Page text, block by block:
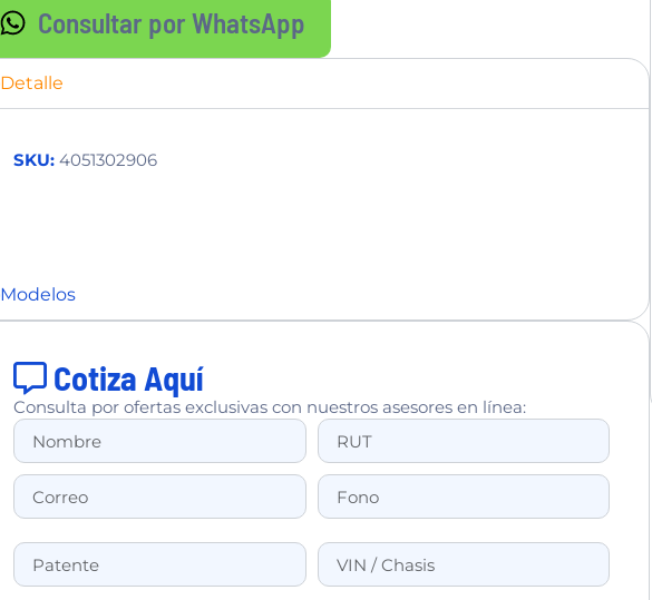
Consultar por WhatsApp
Detalle
SKU: 4051302906
Modelos
Cotiza Aquí
Consulta por ofertas exclusivas con nuestros asesores en línea: